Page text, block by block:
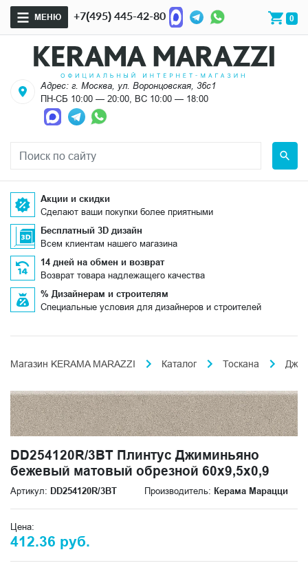
МЕНЮ +7(495) 445-42-80 0
Адрес: г. Москва, ул. Воронцовская, 36с1
ПН-СБ 10:00 — 20:00, ВС 10:00 — 18:00
Акции и скидки
Сделают ваши покупки более приятными
Бесплатный 3D дизайн
Всем клиентам нашего магазина
14 дней на обмен и возврат
Возврат товара надлежащего качества
% Дизайнерам и строителям
Специальные условия для дизайнеров и строителей
Магазин KERAMA MARAZZI Каталог Тоскана
DD254120R/3BT Плинтус Джиминьяно
бежевый матовый обрезной 60х9,5x0,9
Артикул: DD254120R/3BT Производитель: Керама Марацци
Цена:
412.36 руб.